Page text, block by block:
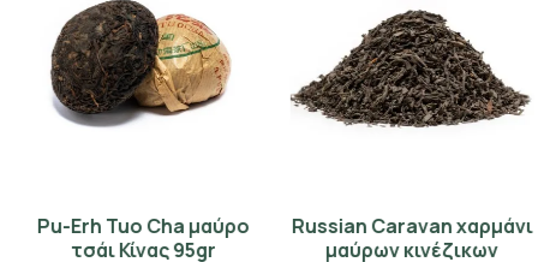
Pu-Erh Tuo Cha μαύρο
τσάι Κίνας 95gr
Russian Caravan χαρμάνι
μαύρων κινέζικων
Black Yunnan Pu Erh Chi
Tse Beeng Cha μαύρο
Yixing κεραμικό κουπάκι
κόκκινο 130ml